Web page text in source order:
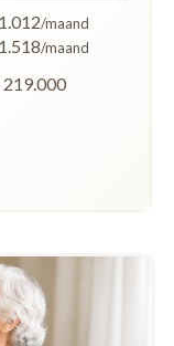
/maand
/maand